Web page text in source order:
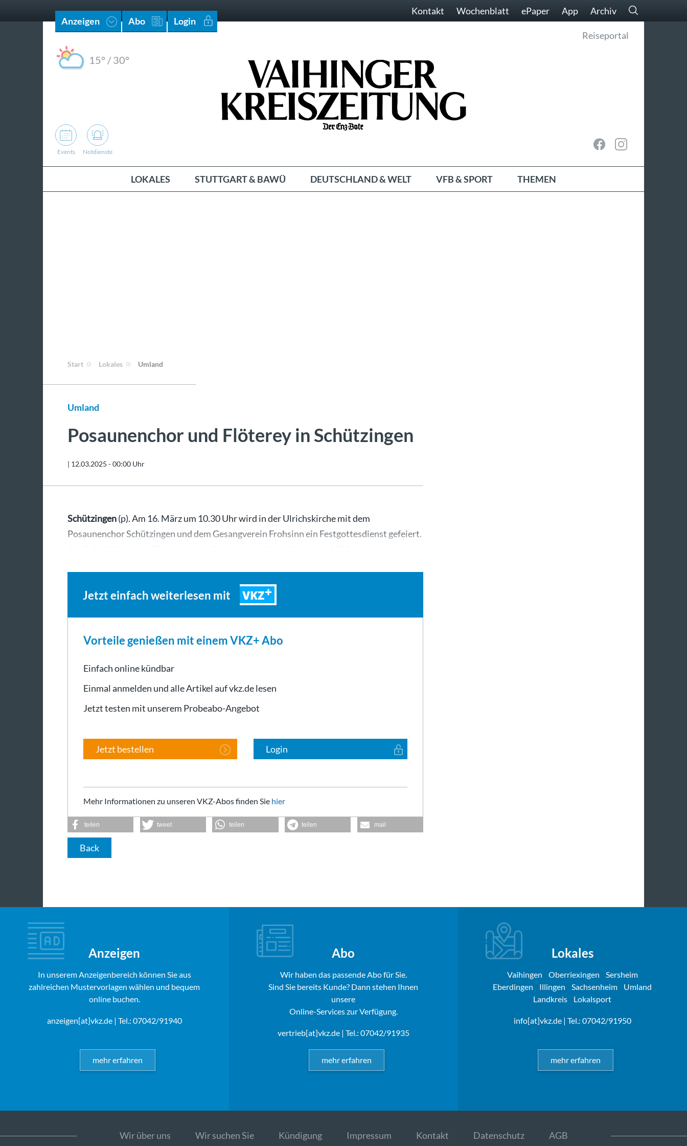
Anzeigen Abo Login
Kontakt Wochenblatt ePaper App Archiv
15° /30°
Reiseportal
Events Notdienste
LOKALES STUTTGART & BAWÜ DEUTSCHLAND & WELT VFB & SPORT THEMEN
Start Lokales Umland
Umland
Posaunenchor und Flöterey in Schützingen
| 12.03.2025 - 00:00 Uhr
Schützingen(p). Am 16. März um 10.30 Uhr wird in der Ulrichskirche mit dem
Posaunenchor Schützingen und dem Gesangverein Frohsinn ein Festgottesdienst gefeiert.
Jetzt einfach weiterlesen mit VKZ
Vorteile genießen mit einem VKZ+ Abo
Einfach online kündbar
Einmal anmelden und alle Artikel auf vkz.de lesen
Jetzt testen mit unserem Probeabo-Angebot
Jetzt bestellen Login
Mehr Informationen zu unseren VKZ-Abos finden Sie hier
teilen tweet teilen teilen mail
Back
Anzeigen
In unserem Anzeigenbereich können Sie aus
zahlreichen Mustervorlagen wählen und bequem
online buchen.
anzeigen[at]vkz.de| Tel.: 07042/91940
mehr erfahren
Abo
Wir haben das passende Abo für Sie.
Sind Sie bereits Kunde? Dann stehen Ihnen
unsere
Online-Services zur Verfügung.
vertrieb[at]vkz.de| Tel.: 07042/91935
mehr erfahren
Lokales
Vaihingen Oberriexingen
Sersheim
Eberdingen
Illingen Sachsenheim
Umland
Landkreis
Lokalsport
info[at]vkz.de| Tel.: 07042/91950
mehr erfahren
Wir über uns Wir suchen Sie Kündigung Impressum Kontakt Datenschutz AGB